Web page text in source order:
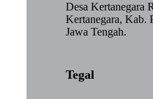
Desa Kertanegara
Kertanegara, Kab.
Jawa Tengah.
Tegal